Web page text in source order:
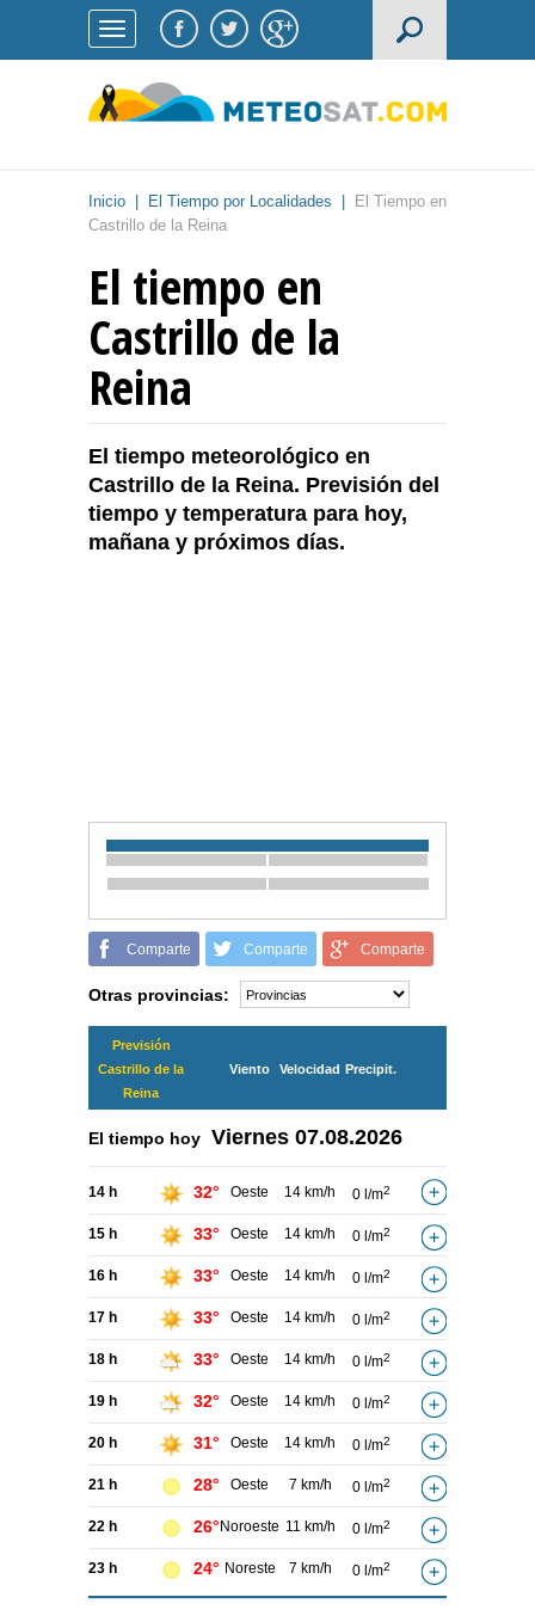
Inicio El Tiempo por Localidades
El Tiempo en
Castrillo de la Reina
El tiempo en
Castrillo de la
Reina
El tiempo meteorológico en
Castrillo de la Reina. Previsión del
tiempo y temperatura para hoy,
mañana y próximos días.
Comparte Comparte Comparte
Otras provincias:
Previsión
Castrillo de la
Reina
Viento Velocidad Precipit.
El tiempo hoy Viernes 07.08.2026
14 h 32° Oeste 14 km/h 0 l/m2
15 h 33° Oeste 14 km/h 0 l/m2
16 h 33° Oeste 14 km/h 0 l/m2
17 h 33° Oeste 14 km/h 0 l/m2
18 h 33° Oeste 14 km/h 0 l/m2
19 h 32° Oeste 14 km/h 0 l/m2
20 h 31° Oeste 14 km/h 0 l/m2
21 h 28° Oeste 7 km/h 0 l/m2
22 h 26° Noroeste 11 km/h 0 l/m2
23 h 24° Noreste 7 km/h 0 l/m2